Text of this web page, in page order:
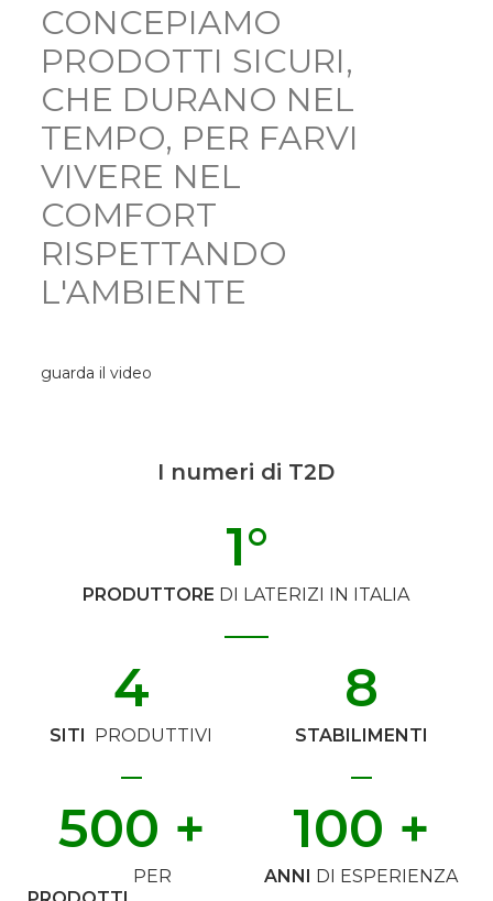
CONCEPIAMO
PRODOTTI SICURI,
CHE DURANO NEL
TEMPO, PER FARVI
VIVERE NEL
COMFORT
RISPETTANDO
L'AMBIENTE
guarda il video
I numeri di T2D
PRODUTTORE DI LATERIZI IN ITALIA
1°
SITI PRODUTTIVI
4
STABILIMENTI
8
PER
500 +
ANNI DI ESPERIENZA
100 +